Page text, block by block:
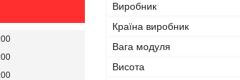
Виробник
Країна виробник
Вага модуля
Висота